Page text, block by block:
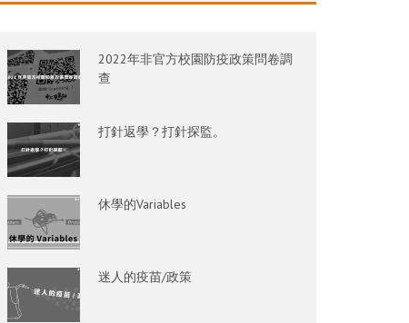
2022年非官方校園防疫政策問卷調
查
打針返學？打針探監。
休學的Variables
迷人的疫苗/政策